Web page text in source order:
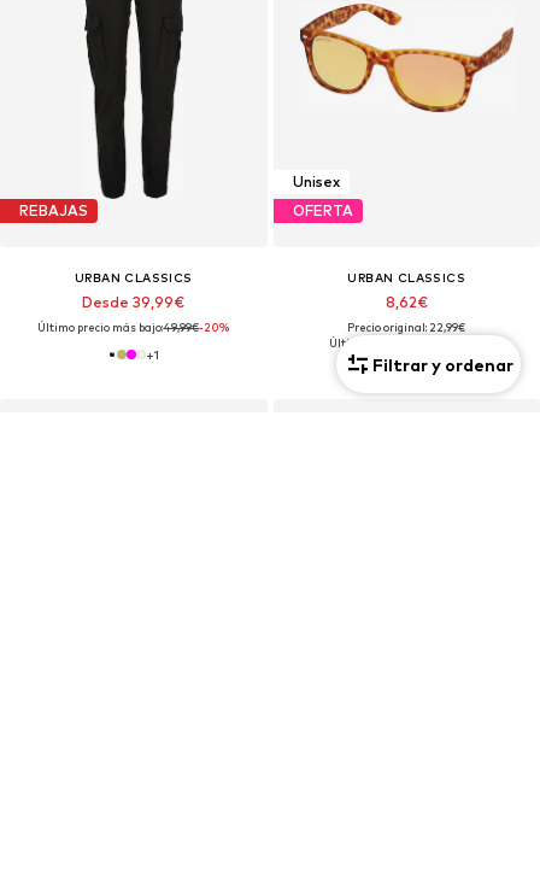
REBAJAS
URBAN CLASSICS
Desde 39,99€
Último precio más bajo:49,99€-20%
+1
Unisex
OFERTA
URBAN CLASSICS
8,62€
Precio original: 22,99€
Último precio más bajo:
Filtrar y ordenar